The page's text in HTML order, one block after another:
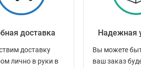
доставка
доставку
лично в руки в
Надежная
Вы можете
ваш заказ